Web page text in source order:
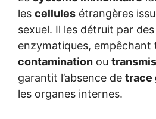
les cellules étrangères
sexuel. Il les détruit par
enzymatiques, empêchant
contamination ou
garantit l’absence de trace
les organes internes.